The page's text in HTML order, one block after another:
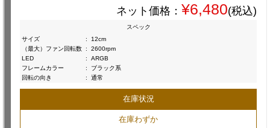
ネット価格： ¥6,480(税込)
スペック
サイズ
:
12cm
（最大）ファン回転数 :
2600rpm
LED
:
ARGB
フレームカラー
:
ブラック系
回転の向き
: 通常
在庫状況
在庫わずか